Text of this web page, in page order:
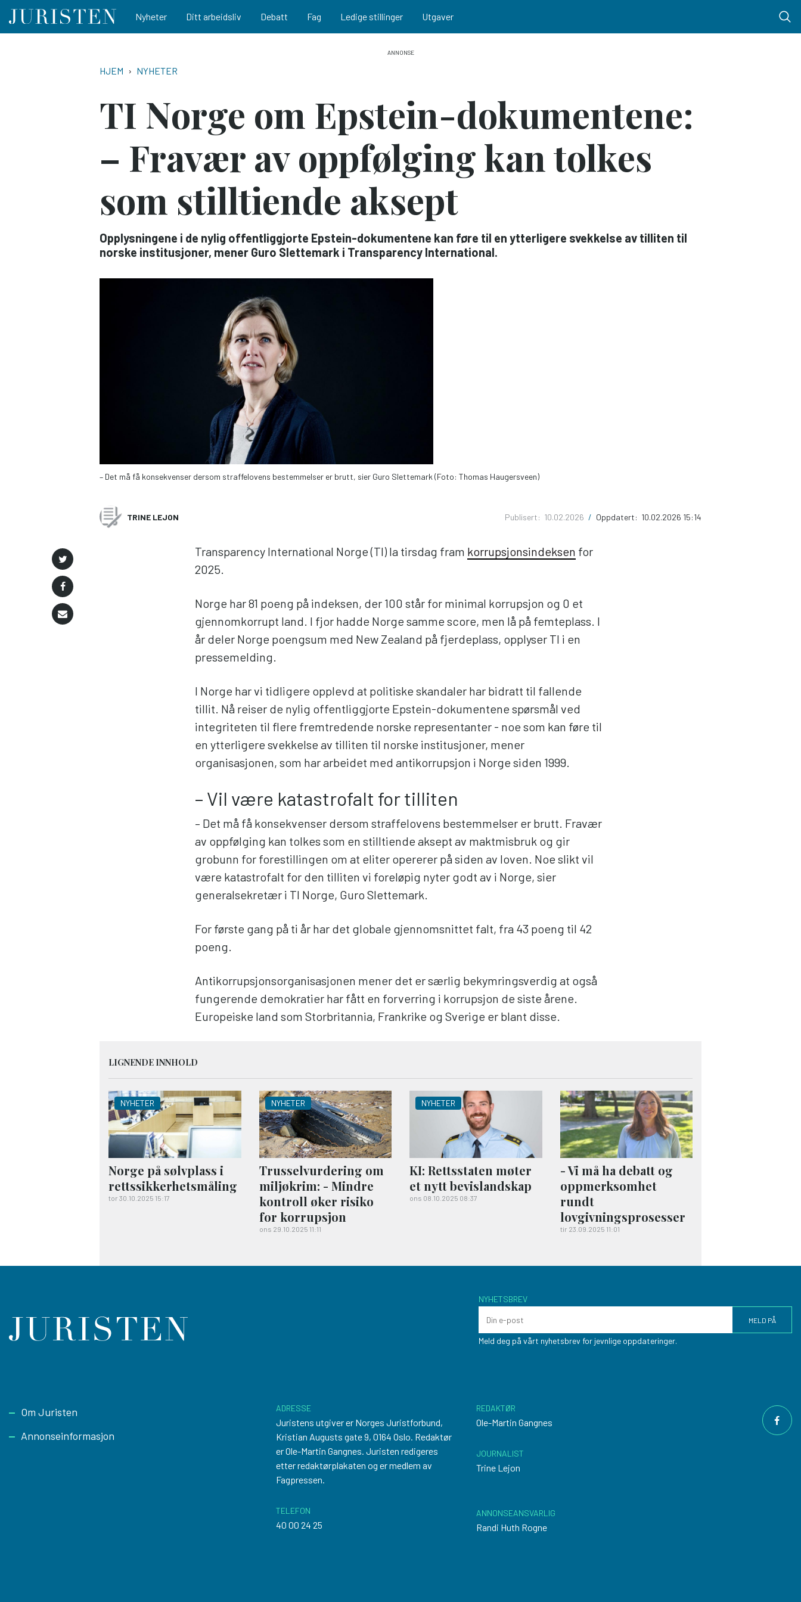
Main navigation
Nyheter Ditt arbeidsliv Debatt Fag Ledige stillinger Utgaver
NAVIGASJONSSTI
HJEM NYHETER
TI Norge om Epstein-dokumentene:
– Fravær av oppfølging kan tolkes
som stilltiende aksept
Opplysningene i de nylig offentliggjorte Epstein-dokumentene kan føre til en ytterligere svekkelse av tilliten til
norske institusjoner, mener Guro Slettemark i Transparency International.
– Det må få konsekvenser dersom straffelovens bestemmelser er brutt, sier Guro Slettemark (Foto: Thomas Haugersveen)
TRINE LEJON Publisert: 10.02.2026 / Oppdatert: 10.02.2026 15:14
Transparency International Norge (TI) la tirsdag fram korrupsjonsindeksen for
2025.
Norge har 81 poeng på indeksen, der 100 står for minimal korrupsjon og 0 et
gjennomkorrupt land. I fjor hadde Norge samme score, men lå på femteplass. I
år deler Norge poengsum med New Zealand på fjerdeplass, opplyser TI i en
pressemelding.
I Norge har vi tidligere opplevd at politiske skandaler har bidratt til fallende
tillit. Nå reiser de nylig offentliggjorte Epstein-dokumentene spørsmål ved
integriteten til flere fremtredende norske representanter - noe som kan føre til
en ytterligere svekkelse av tilliten til norske institusjoner, mener
organisasjonen, som har arbeidet med antikorrupsjon i Norge siden 1999.
– Vil være katastrofalt for tilliten
– Det må få konsekvenser dersom straffelovens bestemmelser er brutt. Fravær
av oppfølging kan tolkes som en stilltiende aksept av maktmisbruk og gir
grobunn for forestillingen om at eliter opererer på siden av loven. Noe slikt vil
være katastrofalt for den tilliten vi foreløpig nyter godt av i Norge, sier
generalsekretær i TI Norge, Guro Slettemark.
For første gang på ti år har det globale gjennomsnittet falt, fra 43 poeng til 42
poeng.
Antikorrupsjonsorganisasjonen mener det er særlig bekymringsverdig at også
fungerende demokratier har fått en forverring i korrupsjon de siste årene.
Europeiske land som Storbritannia, Frankrike og Sverige er blant disse.
LIGNENDE INNHOLD
NYHETER
Norge på sølvplass i
rettssikkerhetsmåling
tor 30.10.2025 15:17
NYHETER
Trusselvurdering om
miljøkrim: - Mindre
kontroll øker risiko
for korrupsjon
ons 29.10.2025 11:11
NYHETER
KI: Rettsstaten møter
et nytt bevislandskap
ons 08.10.2025 08:37
- Vi må ha debatt og
oppmerksomhet
rundt
lovgivningsprosesser
tir 23.09.2025 11:01
NYHETSBREV
Meld deg på vårt nyhetsbrev for jevnlige oppdateringer.
Footer
Om Juristen
Annonseinformasjon
ADRESSE
Juristens utgiver er Norges Juristforbund,
Kristian Augusts gate 9, 0164 Oslo. Redaktør
er Ole-Martin Gangnes. Juristen redigeres
etterredaktørplakaten og er medlem av
Fagpressen.
TELEFON
40 00 24 25
REDAKTØR
Ole-Martin Gangnes
JOURNALIST
Trine Lejon
ANNONSEANSVARLIG
Randi Huth Rogne